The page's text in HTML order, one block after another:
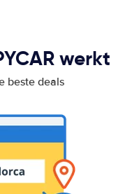
werkt
beste deals